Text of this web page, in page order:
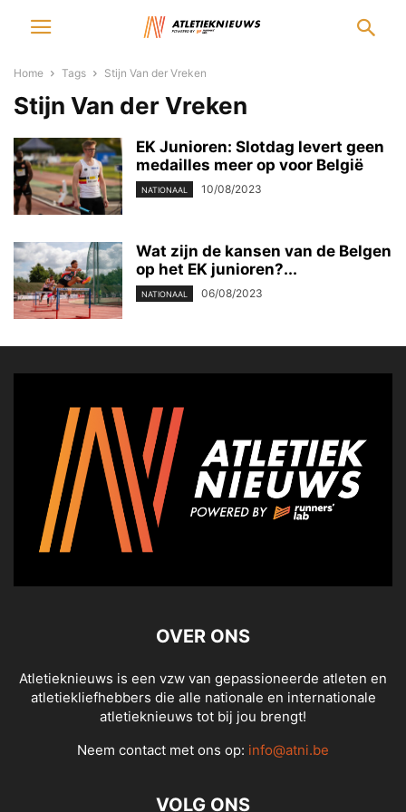
Home Tags Stijn Van der Vreken
Stijn Van der Vreken
EK Junioren: Slotdag levert geen
medailles meer op voor België
NATIONAAL 10/08/2023
Wat zijn de kansen van de Belgen
op het EK junioren?...
NATIONAAL 06/08/2023
OVER ONS
Atletieknieuws is een vzw van gepassioneerde atleten en
atletiekliefhebbers die alle nationale en internationale
atletieknieuws tot bij jou brengt!
Neem contact met ons op: info@atni.be
VOLG ONS